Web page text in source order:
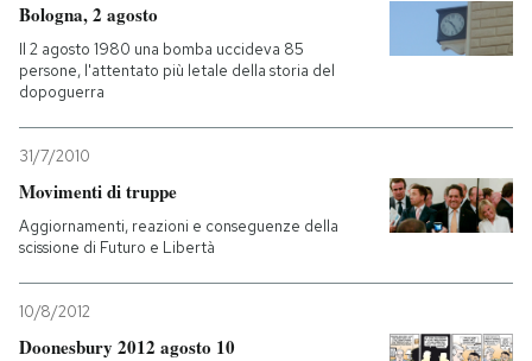
Bologna, 2 agosto
Il 2 agosto 1980 una bomba uccideva 85
persone, l'attentato più letale della storia del
dopoguerra
31/7/2010
Movimenti di truppe
Aggiornamenti, reazioni e conseguenze della
scissione di Futuro e Libertà
10/8/2012
Doonesbury 2012 agosto 10